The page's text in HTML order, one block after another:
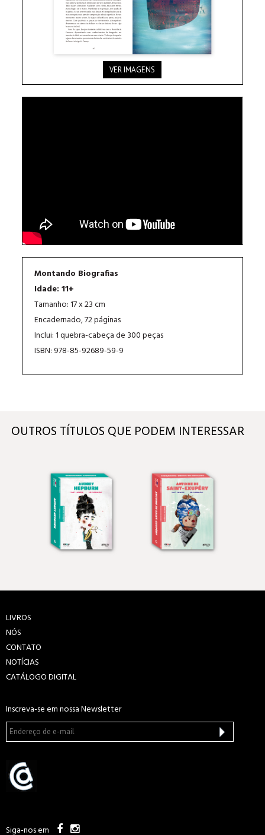
VER IMAGENS
Montando Biografias
Idade: 11+
Tamanho: 17 x 23 cm
Encadernado, 72 páginas
Inclui: 1 quebra-cabeça de 300 peças
ISBN: 978-85-92689-59-9
OUTROS TÍTULOS QUE PODEM INTERESSAR
LIVROS
NÓS
CONTATO
NOTÍCIAS
CATÁLOGO DIGITAL
Inscreva-se em nossa Newsletter
Siga-nos em